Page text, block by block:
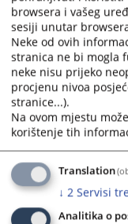
Пратећи
Одлука о
опрема
browsera i vašeg
sesiji unutar
Neke od ovih
stranica ne bi mogla
neke nisu prijeko
procjenu nivoa
stranice...).
Na ovom mjestu
korištenje tih
Translation
↓ 2 Servisi
Analitika o